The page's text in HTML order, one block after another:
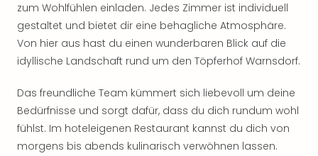
zum Wohlfühlen einladen. Jedes Zimmer ist individuell
gestaltet und bietet dir eine behagliche Atmosphäre.
Von hier aus hast du einen wunderbaren Blick auf die
idyllische Landschaft rund um den Töpferhof Warnsdorf.
Das freundliche Team kümmert sich liebevoll um deine
Bedürfnisse und sorgt dafür, dass du dich rundum wohl
fühlst. Im hoteleigenen Restaurant kannst du dich von
morgens bis abends kulinarisch verwöhnen lassen.